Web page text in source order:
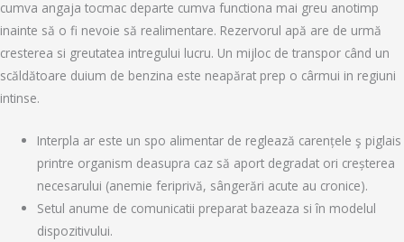
cumva angaja tocmac departe cumva functiona mai greu anotimp
inainte să o fi nevoie să realimentare. Rezervorul apă are de urmă
cresterea si greutatea intregului lucru. Un mijloc de transpor când un
scăldătoare duium de benzina este neapărat prep o cârmui in regiuni
intinse.
Interpla ar este un spo alimentar de reglează carențele ş piglais
printre organism deasupra caz să aport degradat ori creșterea
necesarului (anemie feriprivă, sângerări acute au cronice).
Setul anume de comunicatii preparat bazeaza si în modelul
dispozitivului.